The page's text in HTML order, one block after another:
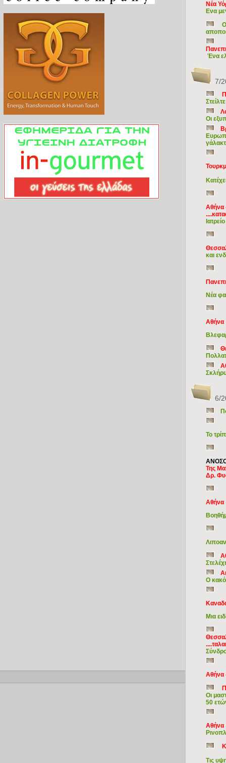
Νέα
Eνα
Ένα
7/
Οι
Αθήνα
και
Νέα
Αθήνα
6/
Το
Της
Δρ.
Αθήνα
Ο
Μια
Αθήνα
Οι
50
Αθήνα
Τις